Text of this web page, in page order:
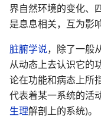
界自然环境的变化、
是息息相关，互为影响
脏腑学说，除了一般
从动态上去认识它的
论在功能和病态上所
代表着某一系统的活
生理解剖上的系统)